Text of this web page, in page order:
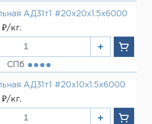
АД31т1 #20х20х1.5х6000
кг.
СПб
АД31т1 #20х10х1.5х6000
кг.